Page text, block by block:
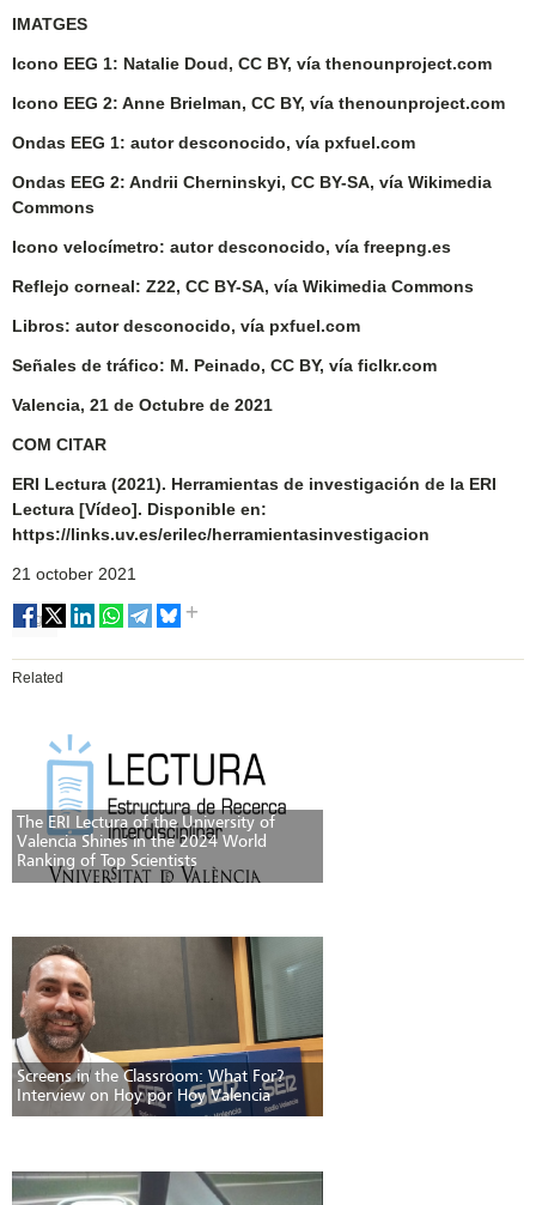
IMATGES
Icono EEG 1: Natalie Doud, CC BY, vía thenounproject.com
Icono EEG 2: Anne Brielman, CC BY, vía thenounproject.com
Ondas EEG 1: autor desconocido, vía pxfuel.com
Ondas EEG 2: Andrii Cherninskyi, CC BY-SA, vía Wikimedia
Commons
Icono velocímetro: autor desconocido, vía freepng.es
Reflejo corneal: Z22, CC BY-SA, vía Wikimedia Commons
Libros: autor desconocido, vía pxfuel.com
Señales de tráfico: M. Peinado, CC BY, vía ficlkr.com
Valencia, 21 de Octubre de 2021
COM CITAR
ERI Lectura (2021). Herramientas de investigación de la ERI
Lectura [Vídeo]. Disponible en:
https://links.uv.es/erilec/herramientasinvestigacion
21 october 2021
Tags
Related
The ERI Lectura of the University of
Valencia Shines in the 2024 World
Ranking of Top Scientists
Screens in the Classroom: What For?
Interview on Hoy por Hoy Valencia